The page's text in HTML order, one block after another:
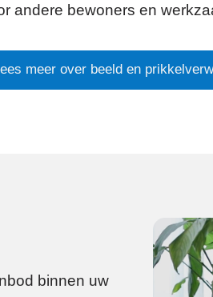
andere bewoners en
meer over beeld en
binnen uw